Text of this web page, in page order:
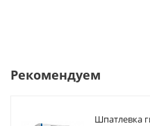
Рекомендуем
Шпатлевка